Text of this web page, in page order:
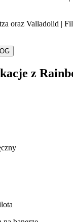
oraz Valladolid |
z